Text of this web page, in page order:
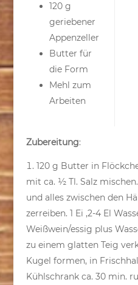
120 g
geriebener
Appenzeller
Butter für
die Form
Mehl zum
Arbeiten
Zubereitung:
120 g Butter in
mit ca. ½ Tl. Salz
und alles zwischen den
zerreiben. 1 Ei ,2-4 El
Weißwein/essig plus
zu einem glatten Teig
Kugel formen, in
Kühlschrank ca. 30 min.